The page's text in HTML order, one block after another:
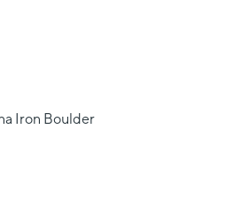
Iron Boulder